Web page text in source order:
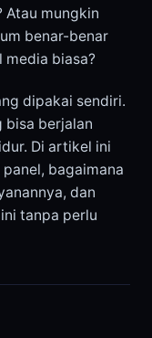
Atau mungkin
benar-benar
media biasa?
dipakai sendiri.
bisa berjalan
Di artikel ini
bagaimana
dan
tanpa perlu